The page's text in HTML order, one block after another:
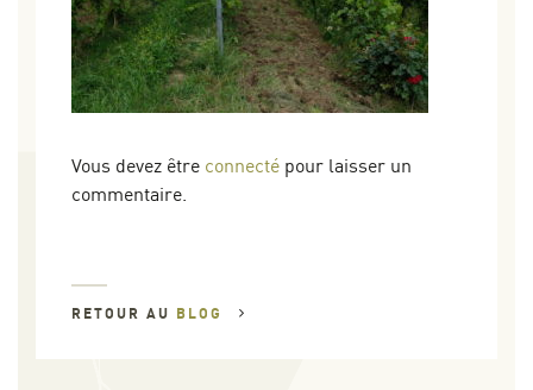
Vous devez être connecté pour laisser un
commentaire.
RETOUR AU BLOG